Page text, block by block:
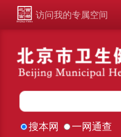
访问我的专属空间
搜本网 一网通查